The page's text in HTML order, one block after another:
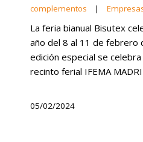
complementos
|
La feria bianual Bisutex
año del 8 al 11 de febrero
edición especial se
recinto ferial IFEMA
05/02/2024